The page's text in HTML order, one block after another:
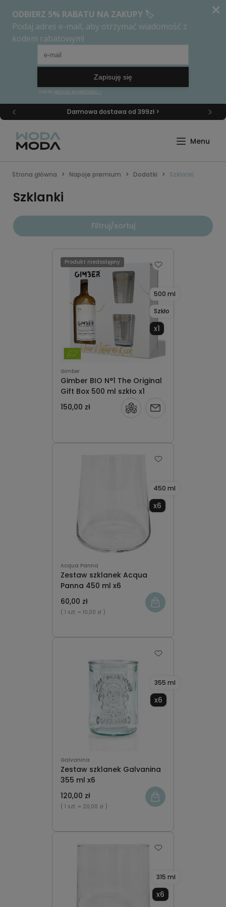
Darmowa dostawa od 399zł >
Strona główna Napoje premium Dodatki Szklanki
Szklanki
Filtruj/sortuj
Gimber
Gimber BIO N°1 The Original
Gift Box 500 ml szkło x1
500 ml
Szkło
x1
150,00 zł
Produkt niedostępny
Powiadom
Acqua Panna
Zestaw szklanek Acqua
Panna 450 ml x6
450 ml
x6
60,00 zł
( 1 szt. = 10,00 zł )
Galvanina
Zestaw szklanek Galvanina
355 ml x6
355 ml
x6
120,00 zł
( 1 szt. = 20,00 zł )
315 ml
x6